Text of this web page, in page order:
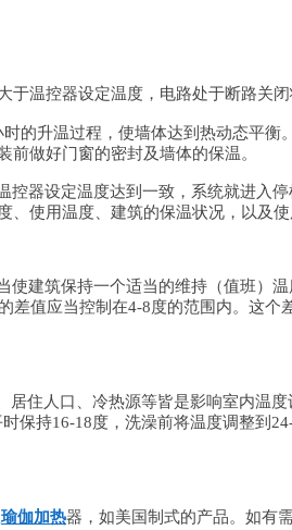
温控器设定温度，电路处于断路关
升温过程，使墙体达到热动态平衡
做好门窗的密封及墙体的保温。
器设定温度达到一致，系统就进入
使用温度、建筑的保温状况，以及使
建筑保持一个适当的维持（值班）
值应当控制在4-8度的范围内。这
住人口、冷热源等皆是影响室内温
持16-18度，洗澡前将温度调整到
瑜伽加热器，如美国制式的产品。如有